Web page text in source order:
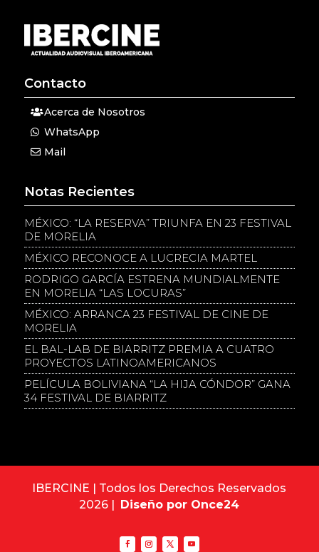
Contacto
Acerca de Nosotros
WhatsApp
Mail
Notas Recientes
MÉXICO: “LA RESERVA” TRIUNFA EN 23 FESTIVAL
DE MORELIA
MÉXICO RECONOCE A LUCRECIA MARTEL
RODRIGO GARCÍA ESTRENA MUNDIALMENTE
EN MORELIA “LAS LOCURAS”
MÉXICO: ARRANCA 23 FESTIVAL DE CINE DE
MORELIA
EL BAL-LAB DE BIARRITZ PREMIA A CUATRO
PROYECTOS LATINOAMERICANOS
PELÍCULA BOLIVIANA “LA HIJA CÓNDOR” GANA
34 FESTIVAL DE BIARRITZ
IBERCINE | Todos los Derechos Reservados
2026 | Diseño por Once24